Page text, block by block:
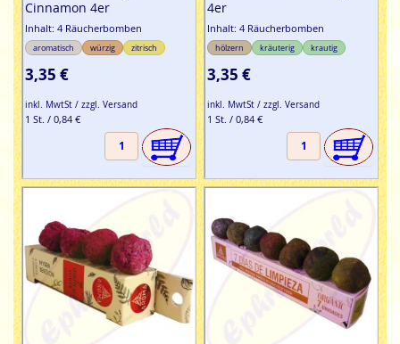
Cinnamon 4er
Inhalt: 4 Räucherbomben
aromatisch würzig zitrisch
3,35 €
inkl. MwtSt / zzgl. Versand
1 St. / 0,84 €
4er
Inhalt: 4 Räucherbomben
hölzern kräuterig krautig
3,35 €
inkl. MwtSt / zzgl. Versand
1 St. / 0,84 €